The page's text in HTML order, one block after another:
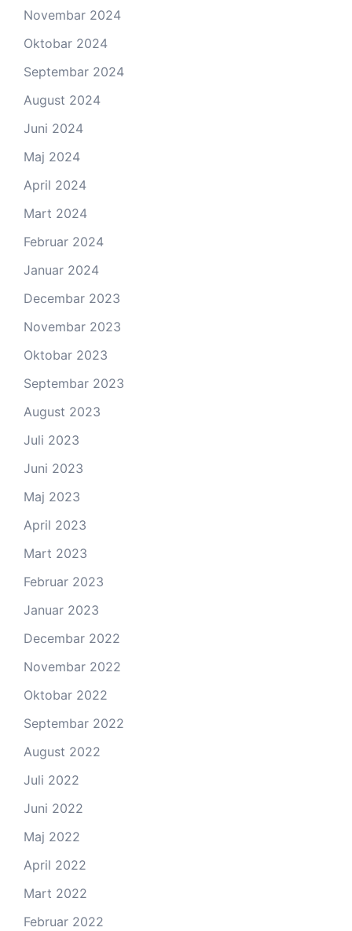
Novembar 2024
Oktobar 2024
Septembar 2024
August 2024
Juni 2024
Maj 2024
April 2024
Mart 2024
Februar 2024
Januar 2024
Decembar 2023
Novembar 2023
Oktobar 2023
Septembar 2023
August 2023
Juli 2023
Juni 2023
Maj 2023
April 2023
Mart 2023
Februar 2023
Januar 2023
Decembar 2022
Novembar 2022
Oktobar 2022
Septembar 2022
August 2022
Juli 2022
Juni 2022
Maj 2022
April 2022
Mart 2022
Februar 2022